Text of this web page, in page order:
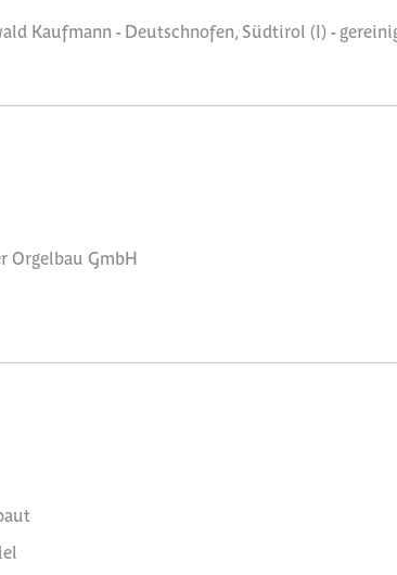
Kaufmann - Deutschnofen, Südtirol (I) -
Orgelbau GmbH